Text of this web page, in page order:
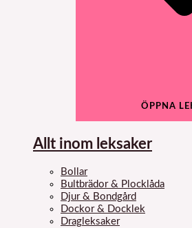
ÖPPNA
Allt inom leksaker
Bollar
Bultbrädor & Plocklåda
Djur & Bondgård
Dockor & Docklek
Dragleksaker